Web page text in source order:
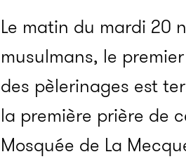
Le matin du mardi 20
musulmans, le
des pèlerinages est
la première prière de
Mosquée de La